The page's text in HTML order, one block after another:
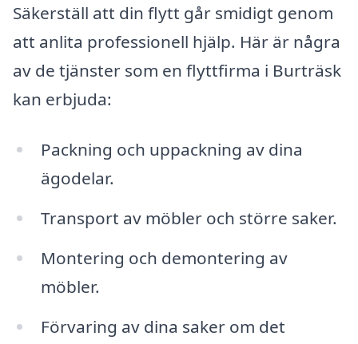
Säkerställ att din flytt går smidigt genom
att anlita professionell hjälp. Här är några
av de tjänster som en flyttfirma i Burträsk
kan erbjuda:
Packning och uppackning av dina
ägodelar.
Transport av möbler och större saker.
Montering och demontering av
möbler.
Förvaring av dina saker om det